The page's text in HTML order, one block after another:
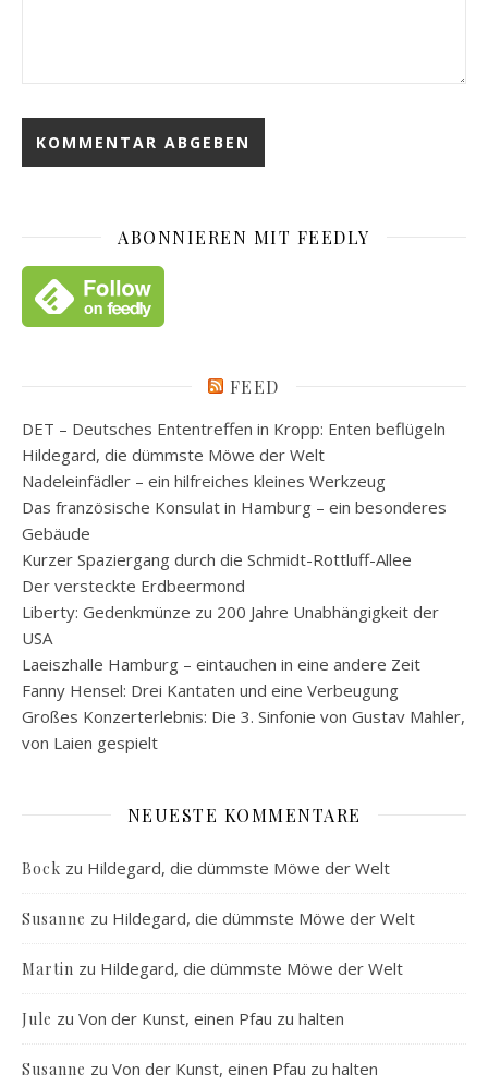
ABONNIEREN MIT FEEDLY
FEED
DET – Deutsches Ententreffen in Kropp: Enten beflügeln
Hildegard, die dümmste Möwe der Welt
Nadeleinfädler – ein hilfreiches kleines Werkzeug
Das französische Konsulat in Hamburg – ein besonderes
Gebäude
Kurzer Spaziergang durch die Schmidt-Rottluff-Allee
Der versteckte Erdbeermond
Liberty: Gedenkmünze zu 200 Jahre Unabhängigkeit der
USA
Laeiszhalle Hamburg – eintauchen in eine andere Zeit
Fanny Hensel: Drei Kantaten und eine Verbeugung
Großes Konzerterlebnis: Die 3. Sinfonie von Gustav Mahler,
von Laien gespielt
NEUESTE KOMMENTARE
Bock zu Hildegard, die dümmste Möwe der Welt
Susanne zu Hildegard, die dümmste Möwe der Welt
Martin zu Hildegard, die dümmste Möwe der Welt
Jule zu Von der Kunst, einen Pfau zu halten
Susanne zu Von der Kunst, einen Pfau zu halten